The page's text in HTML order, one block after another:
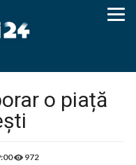
o piață
972